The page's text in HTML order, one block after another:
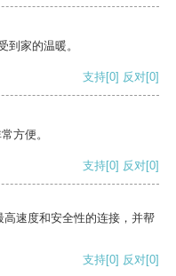
到家的温暖。
支持[0] 反对[0]
方便。
支持[0] 反对[0]
速度和安全性的连接，并帮
支持[0] 反对[0]